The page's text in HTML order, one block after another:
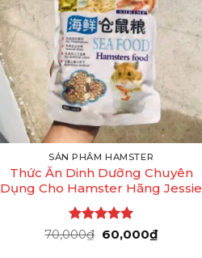
SẢN PHẨM HAMSTER
Thức Ăn Dinh Dưỡng Chuyên
Dụng Cho Hamster Hãng Jessie
Được xếp
70,000₫ Giá
gốc
60,000₫Giá
hiện